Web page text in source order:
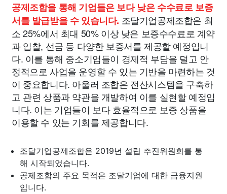
공제조합을 통해 기업들은 보다 낮은 수수료로 보증
서를 발급받을 수 있습니다. 조달기업공제조합은 최
소 25%에서 최대 50% 이상 낮은 보증수수료로 계약
과 입찰, 선금 등 다양한 보증서를 제공할 예정입니
다. 이를 통해 중소기업들이 경제적 부담을 덜고 안
정적으로 사업을 운영할 수 있는 기반을 마련하는 것
이 중요합니다. 아울러 조합은 전산시스템을 구축하
고 관련 상품과 약관을 개발하여 이를 실현할 예정입
니다. 이는 기업들이 보다 효율적으로 보증 상품을
이용할 수 있는 기회를 제공합니다.
조달기업공제조합은 2019년 설립 추진위원회를 통
해 시작되었습니다.
공제조합의 주요 목적은 조달기업에 대한 금융지원
입니다.